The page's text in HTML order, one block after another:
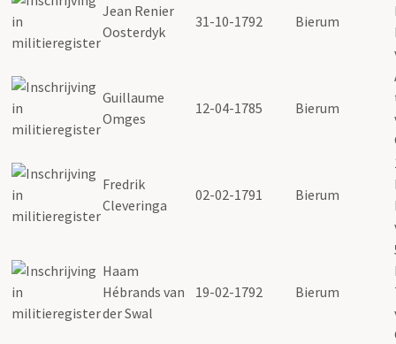
Jean Renier
Oosterdyk
31-10-1792 Bierum
Guillaume
Omges
12-04-1785 Bierum
Fredrik
Cleveringa
02-02-1791 Bierum
Haam
Hébrands van
der Swal
19-02-1792 Bierum